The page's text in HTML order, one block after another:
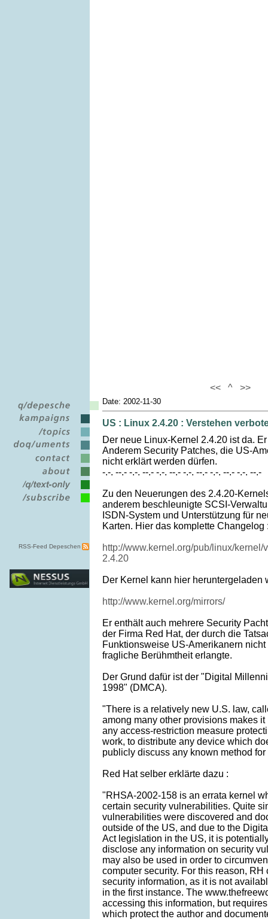
RSS-Feed Depeschen
<< ^ >>
Date: 2002-11-30
US : Linux 2.4.20 : Verstehen
Der neue Linux-Kernel 2.4.20 ist da.
Anderem Security Patches, die US-
nicht erklärt werden dürfen.
-.-. --.- -.-. --.- -.-. --.- -.-. --.- -.-. --.- -.-. --.-
Zu den Neuerungen des 2.4.20-
anderem beschleunigte SCSI-
ISDN-System und Unterstützung für
Karten. Hier das komplette Changelog
http://www.kernel.org/pub/linux/kernel/
2.4.20
Der Kernel kann hier heruntergeladen
http://www.kernel.org/mirrors/
Er enthält auch mehrere Security
der Firma Red Hat, der durch die
Funktionsweise US-Amerikanern nicht
fragliche Berühmtheit erlangte.
Der Grund dafür ist der "Digital
1998" (DMCA).
"There is a relatively new U.S. law,
among many other provisions makes
any access-restriction measure
work, to distribute any device which
publicly discuss any known method
Red Hat selber erklärte dazu :
"RHSA-2002-158 is an errata kernel
certain security vulnerabilities. Quite
vulnerabilities were discovered and
outside of the US, and due to the
Act legislation in the US, it is
disclose any information on security
may also be used in order to
computer security. For this reason,
security information, as it is not
in the first instance. The
accessing this information, but
which protect the author and